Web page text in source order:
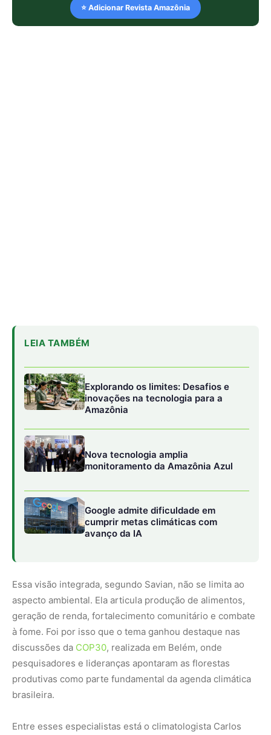
⭐ Adicionar Revista Amazônia
Essa visão integrada, segundo Savian, não se limita ao
aspecto ambiental. Ela articula produção de alimentos,
geração de renda, fortalecimento comunitário e combate
à fome. Foi por isso que o tema ganhou destaque nas
discussões daCOP30
, realizada em Belém, onde
pesquisadores e lideranças apontaram as florestas
brasileira.
Entre esses especialistas está o climatologista Carlos
Nobre, referência internacional nos estudos sobre
Amazônia. Em conversa recente para o mesmo podcast,
sistemas agroecológicos complexos milhares de anos
antes da ciência moderna estudá-los. Os mais de dois mil
produtos da biodiversidade usados tradicionalmente
exemplificam a convivência harmoniosa entre agricultura
e floresta, um conhecimento ancestral que ainda
sustenta muitas comunidades amazônicas.